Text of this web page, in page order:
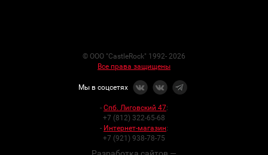
© ООО "CastleRock" 1992- 2026
Все права защищены
Мы в соцсетях
- Спб. Лиговский 47:
+7 (812) 322-65-68
- Интернет-магазин:
+7 (921) 938-78-75